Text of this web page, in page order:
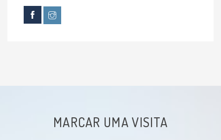
MARCAR UMA VISITA